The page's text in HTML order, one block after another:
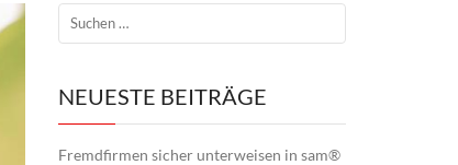
NEUESTE BEITRÄGE
Fremdfirmen sicher unterweisen in sam®